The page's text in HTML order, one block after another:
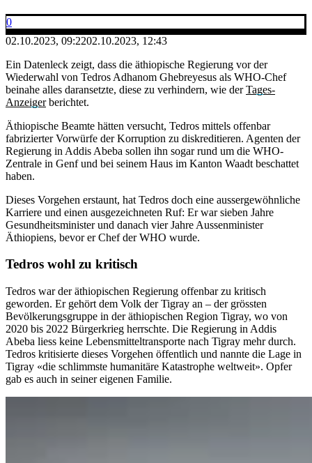
0
02.10.2023, 09:2202.10.2023, 12:43
Ein Datenleck zeigt, dass die äthiopische Regierung vor der
Wiederwahl von Tedros Adhanom Ghebreyesus als WHO-Chef
beinahe alles daransetzte, diese zu verhindern, wie derTages-
Anzeigerberichtet.
Äthiopische Beamte hätten versucht, Tedros mittels offenbar
fabrizierter Vorwürfe der Korruption zu diskreditieren. Agenten der
Regierung in Addis Abeba sollen ihn sogar rund um die WHO-
Zentrale in Genf und bei seinem Haus im Kanton Waadt beschattet
haben.
Dieses Vorgehen erstaunt, hat Tedros doch eine aussergewöhnliche
Karriere und einen ausgezeichneten Ruf: Er war sieben Jahre
Gesundheitsminister und danach vier Jahre Aussenminister
Äthiopiens, bevor er Chef der WHO wurde.
Tedros wohl zu kritisch
Tedros war der äthiopischen Regierung offenbar zu kritisch
geworden. Er gehört dem Volk der Tigray an – der grössten
Bevölkerungsgruppe in der äthiopischen Region Tigray, wo von
2020 bis 2022 Bürgerkrieg herrschte. Die Regierung in Addis
Abeba liess keine Lebensmitteltransporte nach Tigray mehr durch.
Tedros kritisierte dieses Vorgehen öffentlich und nannte die Lage in
Tigray «die schlimmste humanitäre Katastrophe weltweit». Opfer
gab es auch in seiner eigenen Familie.